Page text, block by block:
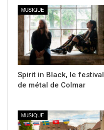
MUSIQUE
Spirit in Black, le festival
de métal de Colmar
MUSIQUE